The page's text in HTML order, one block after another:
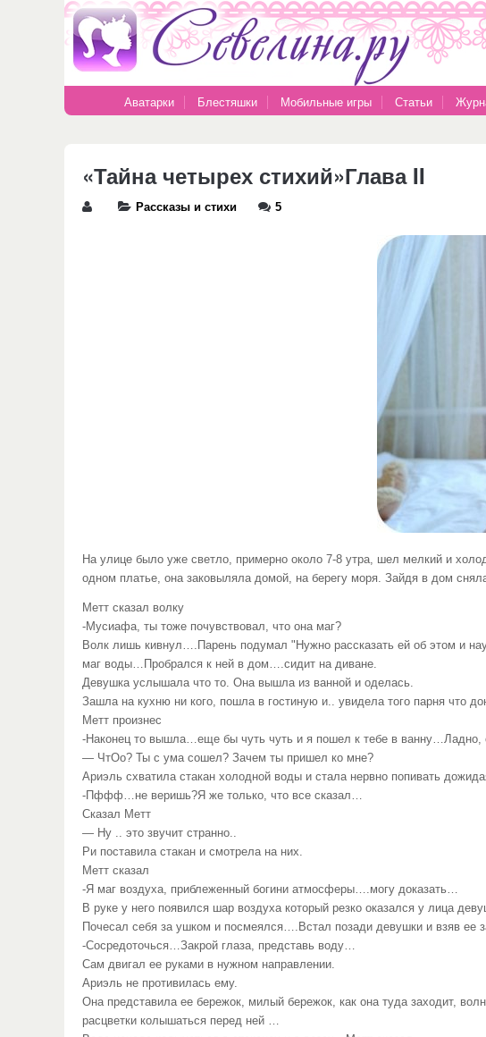
Аватарки Блестяшки Мобильные игры Статьи
«Тайна четырех стихий»Глава II
Рассказы и стихи 5
На улице было уже светло, примерно около 7-8 утра, шел мелкий и
одном платье, она заковыляла домой, на берегу моря. Зайдя в дом
Метт сказал волку
-Мусиафа, ты тоже почувствовал, что она маг?
Волк лишь кивнул….Парень подумал "Нужно рассказать ей об этом и
маг воды…Пробрался к ней в дом….сидит на диване.
Девушка услышала что то. Она вышла из ванной и оделась.
Зашла на кухню ни кого, пошла в гостиную и.. увидела того парня что
Метт произнес
-Наконец то вышла…еще бы чуть чуть и я пошел к тебе в
— ЧтОо? Ты с ума сошел? Зачем ты пришел ко мне?
Ариэль схватила стакан холодной воды и стала нервно попивать
-Пффф…не веришь?Я же только, что все сказал…
Сказал Метт
— Ну .. это звучит странно..
Ри поставила стакан и смотрела на них.
Метт сказал
-Я маг воздуха, приблеженный богини атмосферы….могу доказать…
В руке у него появился шар воздуха который резко оказался у лица
Почесал себя за ушком и посмеялся….Встал позади девушки и взяв ее
-Сосредоточься…Закрой глаза, представь воду…
Сам двигал ее руками в нужном направлении.
Ариэль не противилась ему.
Она представила ее бережок, милый бережок, как она туда заходит,
расцветки колышаться перед ней …